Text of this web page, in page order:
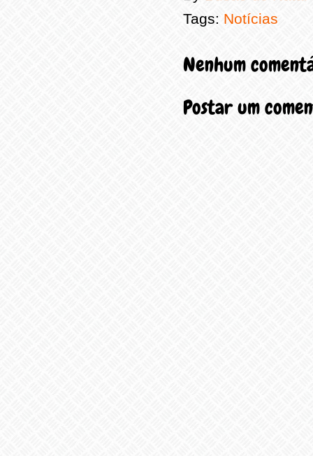
Tags: Notícias
Nenhum
Postar um